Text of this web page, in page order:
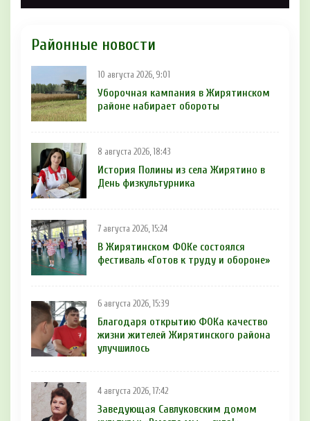
Районные новости
10 августа 2026, 9:01
Уборочная кампания в Жирятинском
районе набирает обороты
8 августа 2026, 18:43
История Полины из села Жирятино в
День физкультурника
7 августа 2026, 15:24
В Жирятинском ФОКе состоялся
фестиваль «Готов к труду и обороне»
6 августа 2026, 15:39
Благодаря открытию ФОКа качество
жизни жителей Жирятинского района
улучшилось
4 августа 2026, 17:42
Заведующая Савлуковским домом